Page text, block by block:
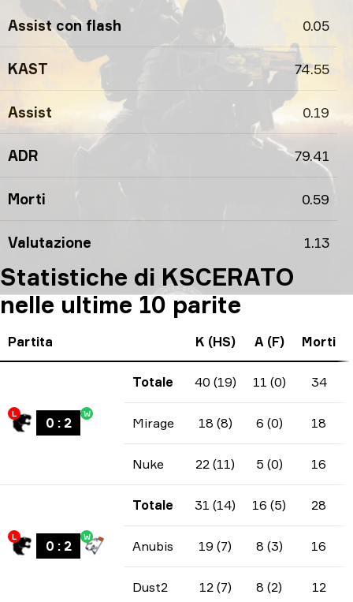
Assist con flash 0.05
KAST 74.55
Assist 0.19
ADR 79.41
Morti 0.59
Valutazione 1.13
Statistiche di KSCERATO
nelle ultime 10 parite
Partita K (HS) A (F) Morti
L
0 : 2
W
Totale 40 (19) 11 (0) 34
Mirage 18 (8) 6 (0) 18
Nuke 22 (11) 5 (0) 16
L
0 : 2
W
Totale 31 (14) 16 (5) 28
Anubis 19 (7) 8 (3) 16
Dust2 12 (7) 8 (2) 12